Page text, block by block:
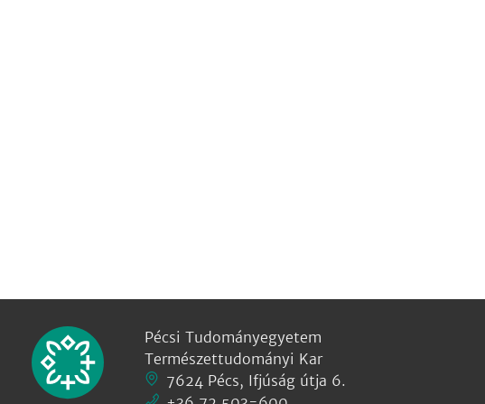
Pécsi Tudományegyetem
Természettudományi Kar
7624 Pécs, Ifjúság útja 6.